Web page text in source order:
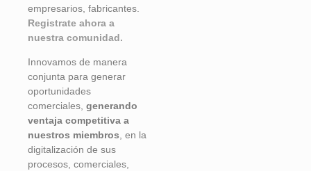
empresarios, fabricantes.
Registrate ahora a
nuestra comunidad.
Innovamos de manera
conjunta para generar
oportunidades
comerciales, generando
ventaja competitiva a
nuestros miembros, en la
digitalización de sus
procesos, comerciales,